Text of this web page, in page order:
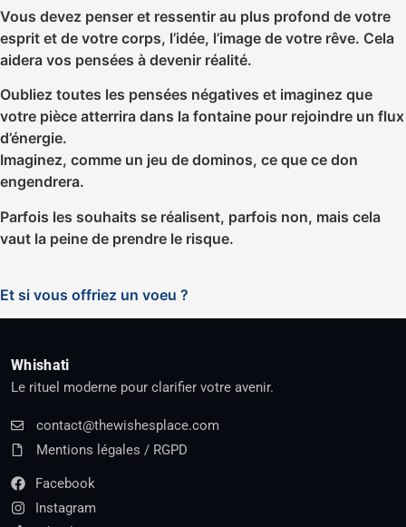
Vous devez penser et ressentir au plus profond de votre
esprit et de votre corps, l’idée, l’image de votre rêve. Cela
aidera vos pensées à devenir réalité.
Oubliez toutes les pensées négatives et imaginez que
votre pièce atterrira dans la fontaine pour rejoindre un flux
d’énergie.
Imaginez, comme un jeu de dominos, ce que ce don
engendrera.
Parfois les souhaits se réalisent, parfois non, mais cela
vaut la peine de prendre le risque.
Et si vous offriez un voeu ?
Whishati
Le rituel moderne pour clarifier votre avenir.
contact@thewishesplace.com
Mentions légales / RGPD
Facebook
Instagram